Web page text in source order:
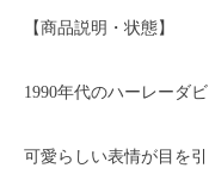
【商品説明・状態】
1990年代のハーレーダ
可愛らしい表情が目を引